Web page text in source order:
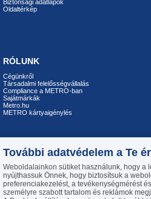
További adatvédelem a Te
Weboldalainkon sütiket használunk, hogy a
nyújthassuk Önnek, hogy biztosítsuk a
preferenciakezelést, a tevékenységmérést
személyre szabott tartalom és reklámok
Biztonsági adatlapok
Oldaltérkép
RÓLUNK
Cégünkről
Társadalmi felelősségvállalás
Compliance a METRO-ban
Sajátmárkák
Metro.hu
METRO kártyaigénylés
ELÉRHETŐSÉGEINK
Telefon: +36 23 444 194
H-P 8:00-16:30
E-mail:info@metroiroda.hu